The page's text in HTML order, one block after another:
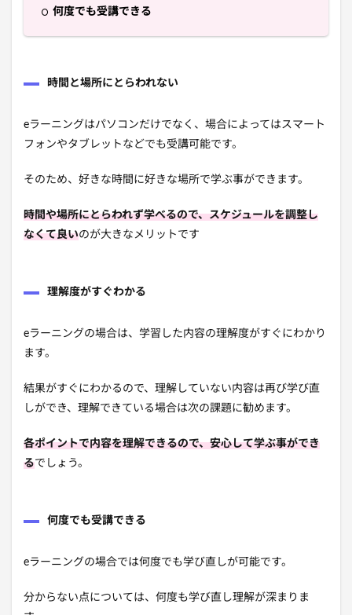
何度でも受講できる
時間と場所にとらわれない
eラーニングはパソコンだけでなく、場合によってはスマート
フォンやタブレットなどでも受講可能です。
そのため、好きな時間に好きな場所で学ぶ事ができます。
時間や場所にとらわれず学べるので、スケジュールを調整し
なくて良いのが大きなメリットです
理解度がすぐわかる
eラーニングの場合は、学習した内容の理解度がすぐにわかり
ます。
結果がすぐにわかるので、理解していない内容は再び学び直
しができ、理解できている場合は次の課題に勧めます。
各ポイントで内容を理解できるので、安心して学ぶ事ができ
るでしょう。
何度でも受講できる
eラーニングの場合では何度でも学び直しが可能です。
分からない点については、何度も学び直し理解が深まりま